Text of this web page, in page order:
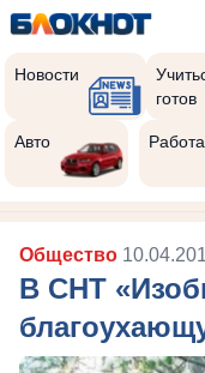
Новости
готов
Авто Работа
Общество
В СНТ